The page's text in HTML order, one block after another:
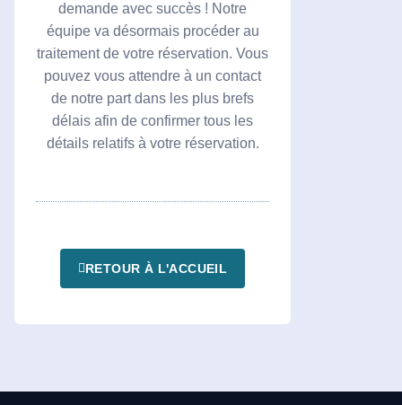
demande avec succès ! Notre
équipe va désormais procéder au
traitement de votre réservation. Vous
pouvez vous attendre à un contact
de notre part dans les plus brefs
délais afin de confirmer tous les
détails relatifs à votre réservation.
RETOUR À L'ACCUEIL